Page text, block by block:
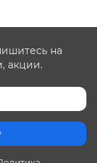
на
акции.